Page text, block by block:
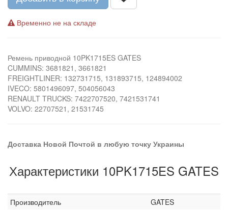
Временно не на складе
Ремень приводной 10PK1715ES GATES
CUMMINS: 3681821, 3661821
FREIGHTLINER: 132731715, 131893715, 124894002
IVECO: 5801496097, 504056043
RENAULT TRUCKS: 7422707520, 7421531741
VOLVO: 22707521, 21531745
Доставка Новой Почтой в любую точку Украины
Характеристики 10PK1715ES GATES
Производитель GATES